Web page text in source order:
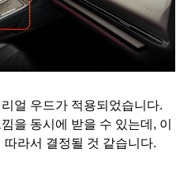
얼 우드가 적용되었습니다.
을 동시에 받을 수 있는데, 이
라서 결정될 것 같습니다.